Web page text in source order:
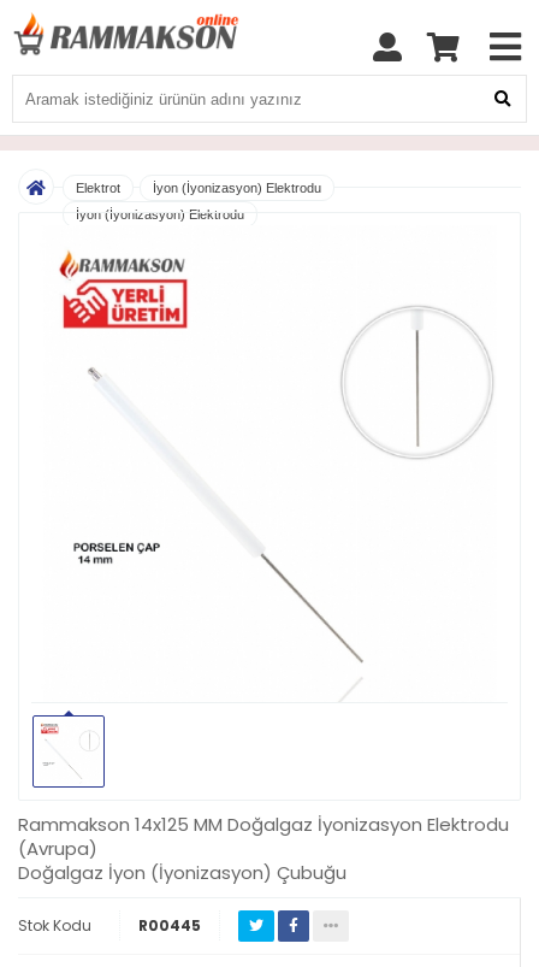
Elektrot
İyon (İyonizasyon) Elektrodu
İyon (İyonizasyon) Elektrodu
Rammakson 14x125 MM Doğalgaz İyonizasyon Elektrodu
(Avrupa)
Doğalgaz İyon (İyonizasyon) Çubuğu
Stok Kodu R00445